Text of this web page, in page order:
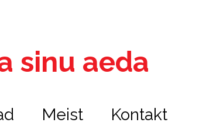
sinu aeda
Meist Kontakt